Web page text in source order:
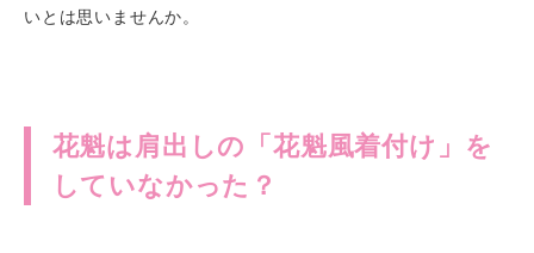
いとは思いませんか。
花魁は肩出しの「花魁風着付け」を
していなかった？